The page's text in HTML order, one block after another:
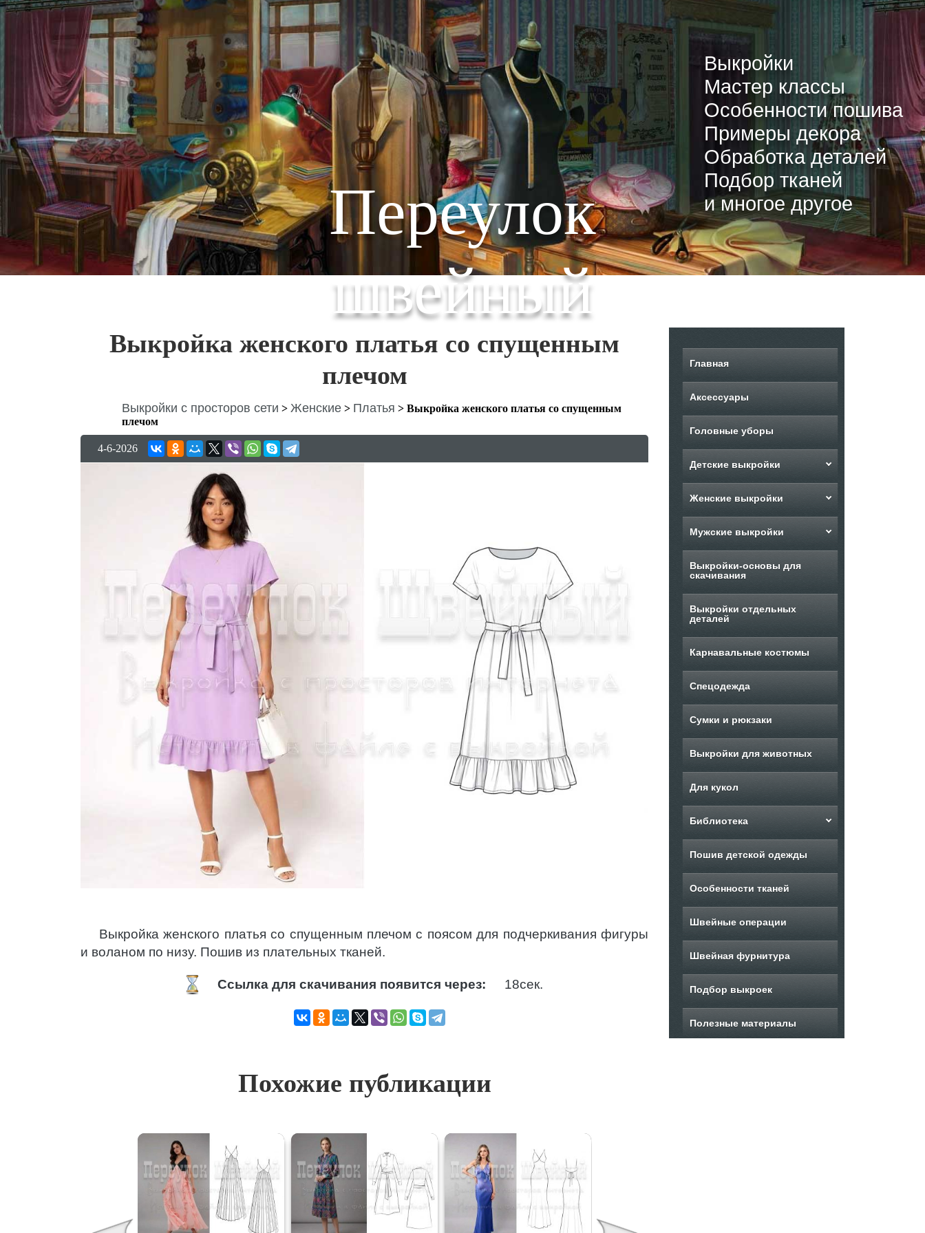
Переулок
швейный
Выкройки
Мастер классы
Особенности пошива
Примеры декора
Обработка деталей
Подбор тканей
и многое другое
Выкройка женского платья со спущенным
плечом
Выкройки с просторов сети > Женские > Платья > Выкройка женского платья со спущенным
плечом
4-6-2026
Выкройка женского платья со спущенным плечом с поясом для подчеркивания фигуры
и воланом по низу. Пошив из плательных тканей.
Ссылка для скачивания появится через: 17сек.
Похожие публикации
Главная
Аксессуары
Головные уборы
Детские выкройки
Женские выкройки
Мужские выкройки
Выкройки-основы для
скачивания
Выкройки отдельных
деталей
Карнавальные костюмы
Спецодежда
Сумки и рюкзаки
Выкройки для животных
Для кукол
Библиотека
Пошив детской одежды
Особенности тканей
Швейные операции
Швейная фурнитура
Подбор выкроек
Полезные материалы